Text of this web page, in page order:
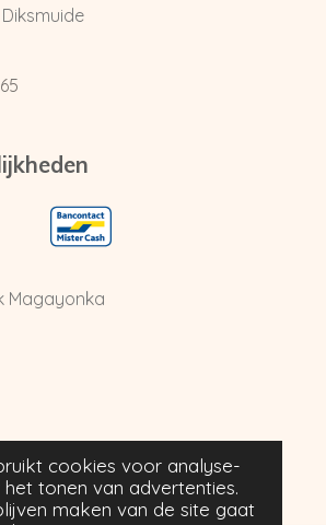
cookies voor analyse-
tonen van advertenties.
maken van de site gaat
Magayonka